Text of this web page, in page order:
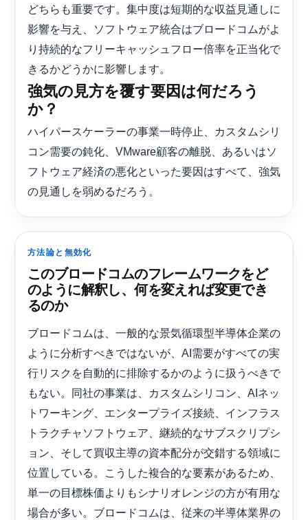
どちらも重要です。集中度は短期的な収益見通しに
影響を与え、ソフトウェア統合はブロードコムがよ
り持続的なフリーキャッシュフロー倍率を正当化で
きるかどうかに影響します。
強気の見方を覆す要因は何だろう
か？
ハイパースケーラーの事業一時停止、カスタムシリ
コン需要の鈍化、VMware顧客の離脱、あるいはソ
フトウェア経済の悪化といった要因はすべて、強気
の見通しを弱めるだろう。
方法論と無効化
このブロードコムのフレームワークをど
のように解釈し、何を変えれば変更でき
るのか
ブロードコムは、一般的な景気循環型半導体企業の
ように分析すべきではないが、AI需要がすべての実
行リスクを自動的に排除するかのように扱うべきで
もない。同社の事業は、カスタムシリコン、AIネッ
トワーキング、エンタープライズ接続、インフラス
トラクチャソフトウェア、継続的なサブスクリプシ
ョン、そして買収主導の資本配分が交錯する領域に
位置している。こうした複合的な要素があるため、
単一の目標株価よりもシナリオレンジの方が有用な
場合が多い。ブロードコムは、従来の半導体業界の